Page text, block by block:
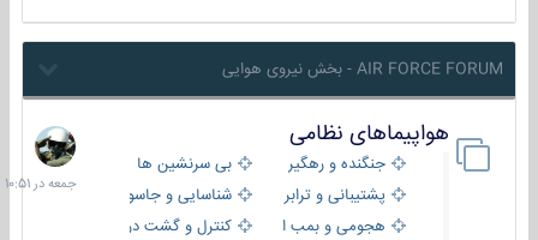
AIR FORCE FORUM - بخش نیروی هوایی
هواپیماهای نظامی
جنگنده و رهگیر
بی سرنشین ها
پشتیبانی و ترابری
شناسایی و جاسوسی
هجومی و بمب افکن
کنترل و گشت دریایی
جمعه
در
10:51